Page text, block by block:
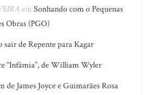
em Sonhando com o Pequenas
Obras (PGO)
sair de Repente para Kagar
“Infâmia”, de William Wyler
de James Joyce e Guimarães Rosa